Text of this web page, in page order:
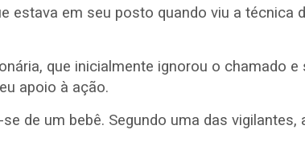
estava em seu posto quando viu a técnica
que inicialmente ignorou o chamado e
apoio à ação.
de um bebê. Segundo uma das